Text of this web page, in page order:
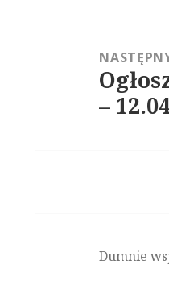
wpis:
–
Dumnie